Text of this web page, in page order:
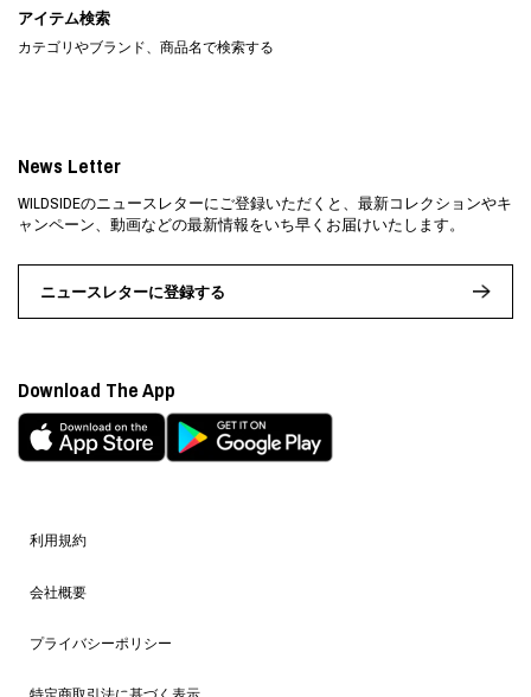
アイテム検索
カテゴリやブランド、商品名で検索する
利用規約
会社概要
プライバシーポリシー
News Letter
WILDSIDEのニュースレターにご登録いただくと、最新コレクションやキ
ャンペーン、動画などの最新情報をいち早くお届けいたします。
ニュースレターに登録する
Download The App